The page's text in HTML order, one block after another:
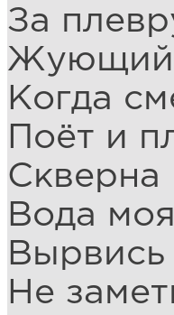
За
Жующий
Когда
Поёт и
Скверна
Вода
Вырвись
Не